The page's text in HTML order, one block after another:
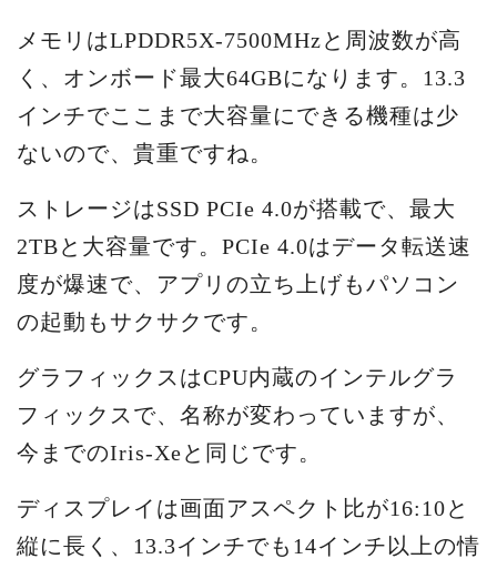
メモリはLPDDR5X-7500MHzと周波数が高
く、オンボード最大64GBになります。13.3
インチでここまで大容量にできる機種は少
ないので、貴重ですね。
ストレージはSSD PCIe 4.0が搭載で、最大
2TBと大容量です。PCIe 4.0はデータ転送速
度が爆速で、アプリの立ち上げもパソコン
の起動もサクサクです。
グラフィックスはCPU内蔵のインテルグラ
フィックスで、名称が変わっていますが、
今までのIris-Xeと同じです。
ディスプレイは画面アスペクト比が16:10と
縦に長く、13.3インチでも14インチ以上の情